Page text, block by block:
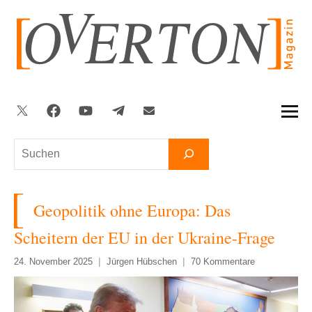
springen
Suchen
Twitter FacebookYouTubeTelegram
Geopolitik ohne Europa: Das
Scheitern der EU in der Ukraine-Frage
24. November 2025 Jürgen Hübschen 70 Kommentare